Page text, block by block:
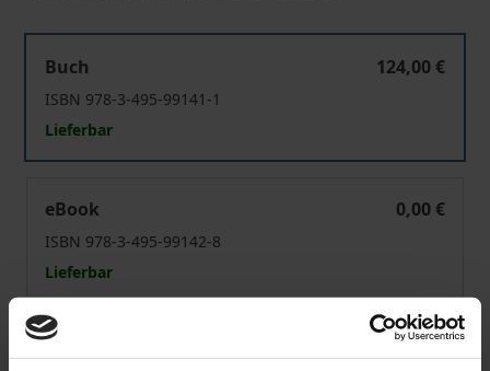
Buch
124,00 €
ISBN 978-3-495-99141-1
Lieferbar
eBook
0,00 €
ISBN 978-3-495-99142-8
Lieferbar
Preisangaben inkl. MwSt. Abhängig von der Lieferadresse